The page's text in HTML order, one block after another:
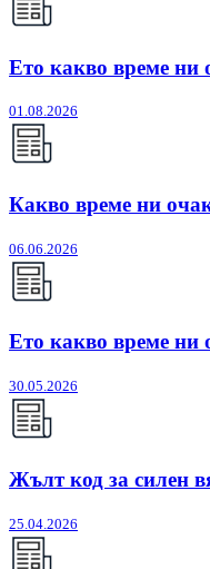
Ето какво време ни
01.08.2026
Какво време ни
06.06.2026
Ето какво време ни
30.05.2026
Жълт код за силен
25.04.2026